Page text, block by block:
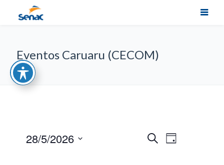
Eventos Caruaru (CECOM)
Pesquisa
Procurar
eventos
Navegação
do
Dia
28/5/2026